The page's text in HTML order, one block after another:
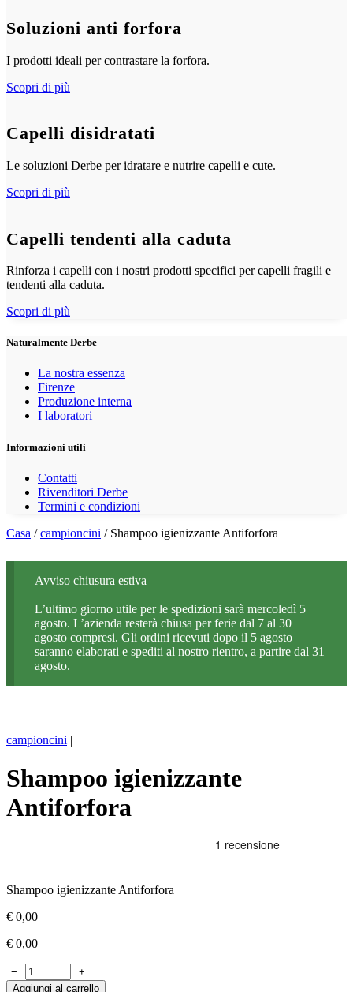
Soluzioni anti forfora
I prodotti ideali per contrastare la forfora.
Scopri di più
Capelli disidratati
Le soluzioni Derbe per idratare e nutrire capelli e cute.
Scopri di più
Capelli tendenti alla caduta
Rinforza i capelli con i nostri prodotti specifici per capelli fragili e
tendenti alla caduta.
Scopri di più
Naturalmente Derbe
La nostra essenza
Firenze
Produzione interna
I laboratori
Informazioni utili
Contatti
Rivenditori Derbe
Termini e condizioni
Casa /campioncini / Shampoo igienizzante Antiforfora
Avviso chiusura estiva
L’ultimo giorno utile per le spedizioni sarà mercoledì 5
agosto. L’azienda resterà chiusa per ferie dal 7 al 30
agosto compresi. Gli ordini ricevuti dopo il 5 agosto
saranno elaborati e spediti al nostro rientro, a partire dal 31
agosto.
campioncini |
Shampoo igienizzante
Antiforfora
Shampoo igienizzante Antiforfora
€ 0,00
€ 0,00
−
+
Aggiungi al carrello